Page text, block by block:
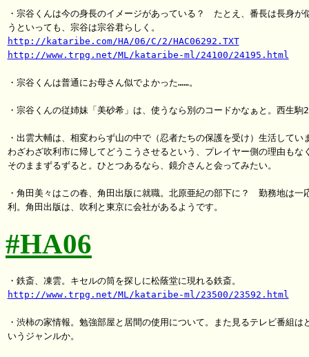
・宗谷くんは今の身長のイメージがあっている？　たとえ、番長は長身が
http://kataribe.com/HA/06/C/2/HAC06292.TXT
http://www.trpg.net/ML/kataribe-ml/24100/24195.html
・宗谷くんは普通にお母さん似でよかった……。
・宗谷くんの従姉妹「美砂希」は、使うなら別のコードかなぁと。西生駒
・出雲大輔は、相変わらず山の中で（忍者たちの保護を受け）生活してい
わざわざ吹利市に帰してどうこうさせるという、プレイヤー側の理由もな
そのままずるずると。ひとつあるなら、鏡介さんと会ってみたい。
・角田美々はこの春、角田出版に就職。北原亜紀の部下に？　勤務地は一
#HA06
http://www.trpg.net/ML/kataribe-ml/23500/23592.html
・渋柿の家情報。勉強部屋と居間の使用について。また見るテレビ番組は
いうジャンルか。